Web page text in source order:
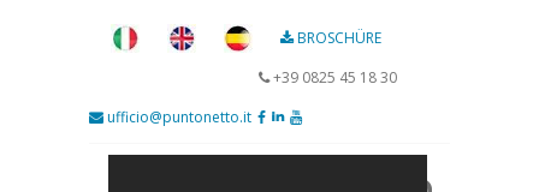
BROSCHÜRE
+39 0825 45 18 30
ufficio@puntonetto.it